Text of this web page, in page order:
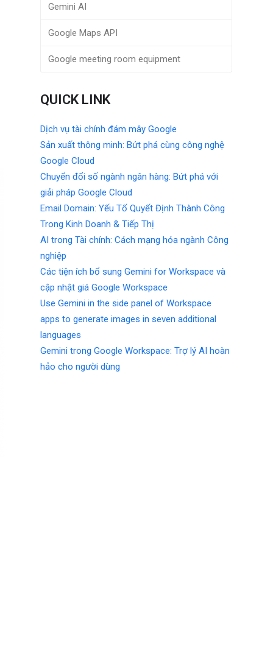
Gemini AI
Google Maps API
Google meeting room equipment
QUICK LINK
Dịch vụ tài chính đám mây Google
Sản xuất thông minh: Bứt phá cùng công nghệ
Google Cloud
Chuyển đổi số ngành ngân hàng: Bứt phá với
giải pháp Google Cloud
Email Domain: Yếu Tố Quyết Định Thành Công
Trong Kinh Doanh & Tiếp Thị
AI trong Tài chính: Cách mạng hóa ngành Công
nghiệp
Các tiện ích bổ sung Gemini for Workspace và
cập nhật giá Google Workspace
Use Gemini in the side panel of Workspace
apps to generate images in seven additional
languages
Gemini trong Google Workspace: Trợ lý AI hoàn
hảo cho người dùng